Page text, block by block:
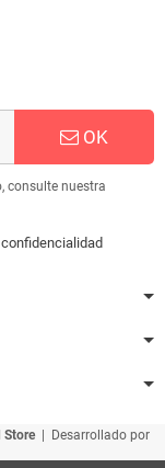
OK
consulte nuestra
Store| Desarrollado por